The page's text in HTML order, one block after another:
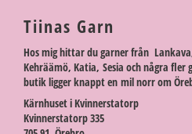
Tiinas Garn
Hos mig hittar du garner från
Kehräämö, Katia, Sesia och några
butik ligger knappt en mil norr om
Kärnhuset i Kvinnerstatorp
Kvinnerstatorp 335